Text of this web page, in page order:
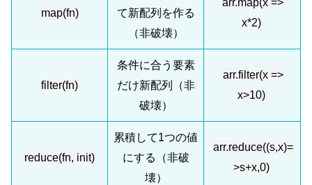
map(fn)
て新配列を作る
（非破壊）
arr.map(x =>
x*2)
filter(fn)
条件に合う要素
だけ新配列（非
破壊）
arr.filter(x =>
x>10)
reduce(fn, init)
累積して1つの値
にする（非破
壊）
arr.reduce((s,x)=
>s+x,0)